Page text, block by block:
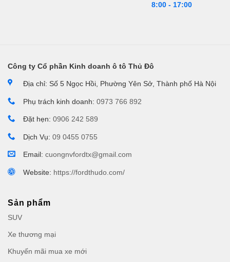
8:00 - 17:00
Công ty Cổ phần Kinh doanh ô tô Thủ Đô
Địa chỉ: Số 5 Ngọc Hồi, Phường Yên Sở, Thành phố Hà Nội
Phụ trách kinh doanh: 0973 766 892
Đặt hẹn: 0906 242 589
Dịch Vụ: 09 0455 0755
Email: cuongnvfordtx@gmail.com
Website: https://fordthudo.com/
Sản phẩm
SUV
Xe thương mại
Khuyến mãi mua xe mới